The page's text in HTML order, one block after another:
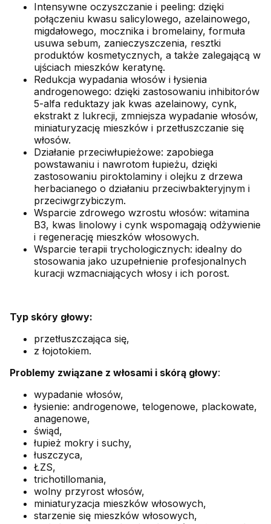
Intensywne oczyszczanie i peeling: dzięki
połączeniu kwasu salicylowego, azelainowego,
migdałowego, mocznika i bromelainy, formuła
usuwa sebum, zanieczyszczenia, resztki
produktów kosmetycznych, a także zalegającą w
ujściach mieszków keratynę.
Redukcja wypadania włosów i łysienia
androgenowego: dzięki zastosowaniu inhibitorów
5-alfa reduktazy jak kwas azelainowy, cynk,
ekstrakt z lukrecji, zmniejsza wypadanie włosów,
miniaturyzację mieszków i przetłuszczanie się
włosów.
Działanie przeciwłupieżowe: zapobiega
powstawaniu i nawrotom łupieżu, dzięki
zastosowaniu piroktolaminy i olejku z drzewa
herbacianego o działaniu przeciwbakteryjnym i
przeciwgrzybiczym.
Wsparcie zdrowego wzrostu włosów: witamina
B3, kwas linolowy i cynk wspomagają odżywienie
i regenerację mieszków włosowych.
Wsparcie terapii trychologicznych: idealny do
stosowania jako uzupełnienie profesjonalnych
kuracji wzmacniających włosy i ich porost.
Typ skóry głowy:
przetłuszczająca się,
z łojotokiem.
Problemy związane z włosami i skórą głowy:
wypadanie włosów,
łysienie: androgenowe, telogenowe, plackowate,
anagenowe,
świąd,
łupież mokry i suchy,
łuszczyca,
ŁZS,
trichotillomania,
wolny przyrost włosów,
miniaturyzacja mieszków włosowych,
starzenie się mieszków włosowych,